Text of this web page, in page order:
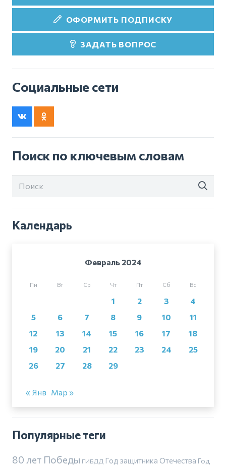
ОФОРМИТЬ ПОДПИСКУ
ЗАДАТЬ ВОПРОС
Социальные сети
Поиск по ключевым словам
Календарь
Февраль 2024
Пн Вт Ср Чт Пт Сб Вс
1 2 3
4
5
6 7 8 9 10
11
12
13 14 15 16 17
18
19
20 21 22 23 24
25
26
27 28 29
« Янв Мар »
Популярные теги
80 лет Победы ГИБДД Год защитника Отечества Год